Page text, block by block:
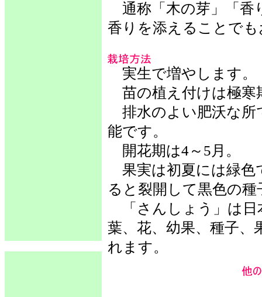
通称「木の芽」「香
香りを添えることで
実生で増やします。
苗の植え付けは極寒
排水のよい肥沃な所
能です。
開花期は4～5月。
果実は初夏には緑色
ると裂開して黒色の
「さんしょう」は日
葉、花、幼果、種子、
れます。